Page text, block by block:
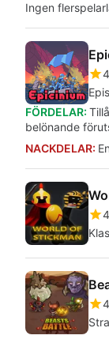
Ingen
FÖRDELAR:
belönande
NACKDELAR: